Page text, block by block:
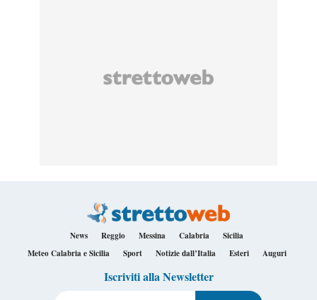
News Reggio Messina Calabria
Sicilia
Meteo Calabria e Sicilia
Sport Notizie dall’Italia Esteri Auguri
Iscriviti alla Newsletter